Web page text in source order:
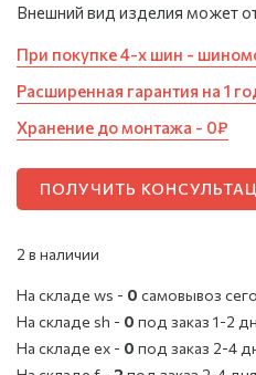
Внешний вид изделия может
При покупке 4-х шин -
Расширенная гарантия на 1
Хранение до монтажа - 0₽
ПОЛУЧИТЬ
2 в наличии
На складе ws - 0 cамовывоз
На складе sh - 0 под заказ 1-2
На складе ex - 0 под заказ 2-4